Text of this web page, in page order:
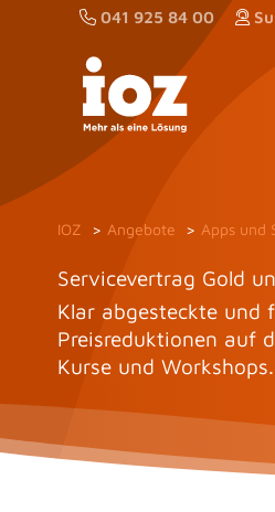
041 925 84 00
IOZ Angebote Apps und
Servicevertrag Gold
Klar abgesteckte und
Preisreduktionen auf
Kurse und